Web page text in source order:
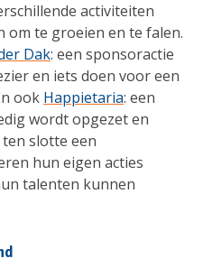
activiteiten
om te groeien en te falen.
Dak: een sponsoractie
en iets doen voor een
ook Happietaria: een
wordt opgezet en
slotte een
hun eigen acties
talenten kunnen